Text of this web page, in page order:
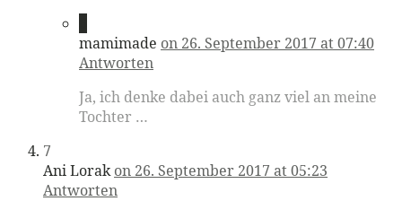
mamimade on 26. September 2017 at 07:40
Antworten
Ja, ich denke dabei auch ganz viel an meine
Tochter …
7
Ani Lorak on 26. September 2017 at 05:23
Antworten